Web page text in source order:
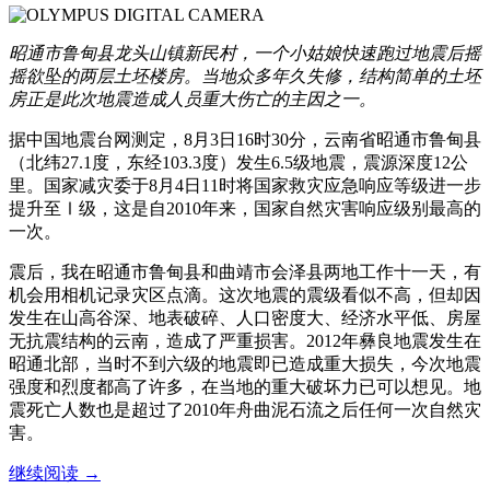
昭通市鲁甸县龙头山镇新民村，一个小姑娘快速跑过地震后摇
摇欲坠的两层土坯楼房。当地众多年久失修，结构简单的土坯
房正是此次地震造成人员重大伤亡的主因之一。
据中国地震台网测定，8月3日16时30分，云南省昭通市鲁甸县
（北纬27.1度，东经103.3度）发生6.5级地震，震源深度12公
里。国家减灾委于8月4日11时将国家救灾应急响应等级进一步
提升至Ⅰ级，这是自2010年来，国家自然灾害响应级别最高的
一次。
震后，我在昭通市鲁甸县和曲靖市会泽县两地工作十一天，有
机会用相机记录灾区点滴。这次地震的震级看似不高，但却因
发生在山高谷深、地表破碎、人口密度大、经济水平低、房屋
无抗震结构的云南，造成了严重损害。2012年彝良地震发生在
昭通北部，当时不到六级的地震即已造成重大损失，今次地震
强度和烈度都高了许多，在当地的重大破坏力已可以想见。地
震死亡人数也是超过了2010年舟曲泥石流之后任何一次自然灾
害。
继续阅读 →